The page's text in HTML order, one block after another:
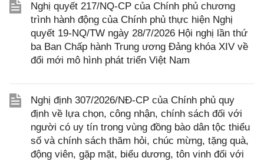
Nghị quyết 217/NQ-CP của Chính phủ chương
trình hành động của Chính phủ thực hiện Nghị
quyết 19-NQ/TW ngày 28/7/2026 Hội nghị lần thứ
ba Ban Chấp hành Trung ương Đảng khóa XIV về
đổi mới mô hình phát triển Việt Nam
Nghị định 307/2026/NĐ-CP của Chính phủ quy
định về lựa chọn, công nhận, chính sách đối với
người có uy tín trong vùng đồng bào dân tộc thiểu
số và chính sách thăm hỏi, chúc mừng, tặng quà,
động viên, gặp mặt, biểu dương, tôn vinh đối với